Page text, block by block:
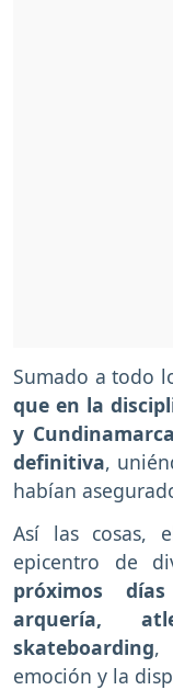
Sumado a todo
que en la
y
definitiva,
habían
Así las cosas,
epicentro de
próximos
arquería,
skateboarding,
emoción y la